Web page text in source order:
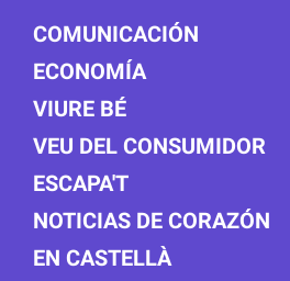
COMUNICACIÓN
ECONOMÍA
VIURE BÉ
VEU DEL CONSUMIDOR
ESCAPA'T
NOTICIAS DE CORAZÓN
EN CASTELLÀ